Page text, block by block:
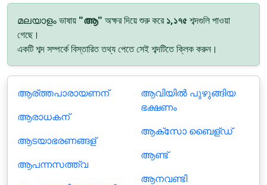
മലയാളം ভাষায় "ആ" অক্ষর দিয়ে শুরু করে১,১৭৫শব্দগুলি পাওয়া
গেছে।
একটি শব্দ সম্পর্কে বিস্তারিত তথ্য পেতে সেই শব্দটিতে ক্লিক করুন।
ആര്ത്തപാരായണന്
ആരാധകന്
ആടയാഭരണങ്ങള്
ആപന്നസത്ത്വ
ആവിയിൽ പുഴുങ്ങിയ
ഭക്ഷണം
ആക്സോ ബൈള്ഡ്
ആണ്ട്
ആനവണ്ടി